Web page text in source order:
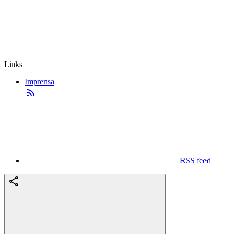
Links
Imprensa
RSS feed